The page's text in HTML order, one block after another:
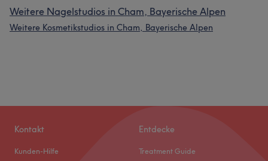
Weitere Nagelstudios in Cham, Bayerische Alpen
Weitere Kosmetikstudios in Cham, Bayerische Alpen
Kontakt
Kunden-Hilfe
Entdecke
Treatment Guide